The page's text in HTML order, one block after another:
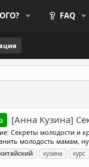
FAQ
[Анна Кузина]
Секреты молодости и
молодость мамам,
кузина курс